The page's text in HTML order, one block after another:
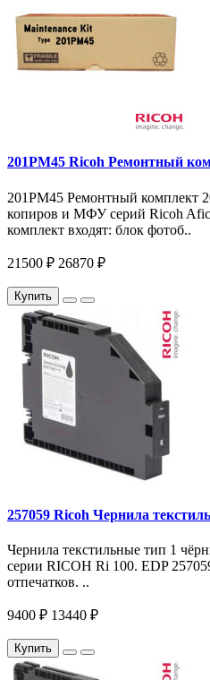
201PM45 Ricoh Ремонтный
201PM45 Ремонтный комплект
копиров и МФУ серий Ricoh
комплект входят: блок фотоб..
21500 ₽ 26870 ₽
Купить
257059 Ricoh Чернила
Чернила текстильные тип 1
серии RICOH Ri 100. EDP
отпечатков. ..
9400 ₽ 13440 ₽
Купить